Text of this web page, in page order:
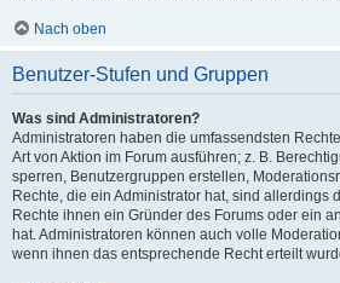
Nach oben
Benutzer-Stufen und Gruppen
Was sind Administratoren?
Administratoren haben die umfassendsten
Art von Aktion im Forum ausführen; z. B.
sperren, Benutzergruppen erstellen,
Rechte, die ein Administrator hat, sind allerdings
Rechte ihnen ein Gründer des Forums oder ein
hat. Administratoren können auch volle
wenn ihnen das entsprechende Recht erteilt